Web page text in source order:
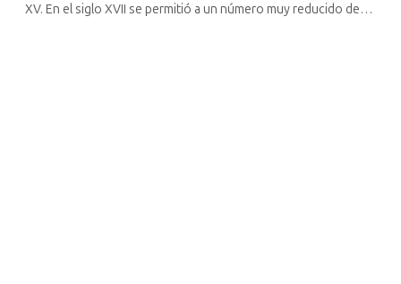
XV. En el siglo XVII se permitió a un número muy reducido de